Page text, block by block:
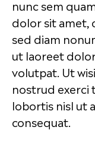
nunc sem
dolor sit amet,
sed diam
ut laoreet
volutpat. Ut
nostrud exerci
lobortis nisl ut
consequat.